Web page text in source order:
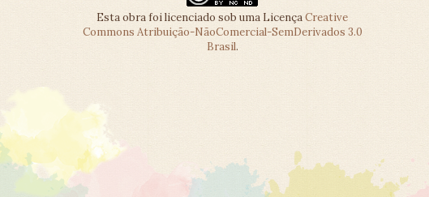
Esta obra foi licenciado sob uma LicençaCreative
Commons Atribuição-NãoComercial-SemDerivados 3.0
Brasil.